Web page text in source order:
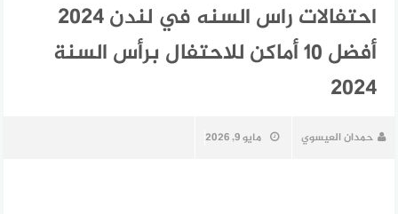
احتفالات راس السنه في لندن 2024
أفضل ١٠ أماكن للاحتفال برأس السنة
2024
حمدان العيسوي مايو 9, 2026